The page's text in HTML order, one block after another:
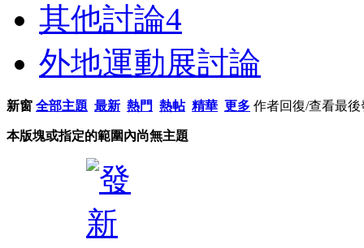
其他討論4
外地運動展討論
新窗 全部主題 最新 熱門 熱帖 精華 更多 作者回復/查看最後
本版塊或指定的範圍內尚無主題